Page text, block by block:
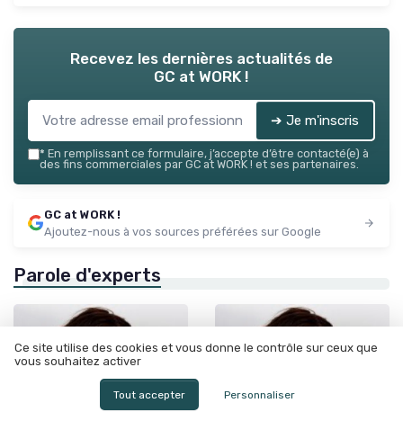
Recevez les dernières actualités de
GC at WORK !
➔ Je m'inscris
* En remplissant ce formulaire, j’accepte d’être contacté(e) à
des fins commerciales par GC at WORK ! et ses partenaires.
GC at WORK !
Ajoutez-nous à vos sources préférées sur Google
Parole d'experts
Ce site utilise des cookies et vous donne le contrôle sur ceux que
vous souhaitez activer
Tout accepter Personnaliser